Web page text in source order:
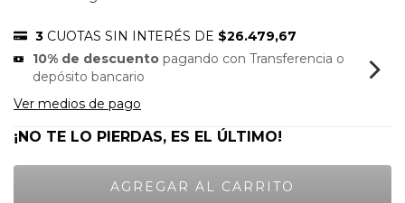
3 CUOTAS SIN INTERÉS DE $26.479,67
10% de descuento pagando con Transferencia o
depósito bancario
Ver medios de pago
¡NO TE LO PIERDAS, ES EL ÚLTIMO!